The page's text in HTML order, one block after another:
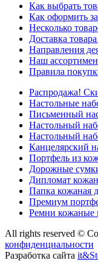
Как выбрать
Как оформить
Несколько
Доставка
Направления
Наш
Правила
Распродажа!
Настольные
Письменный
Настольный
Настольный
Канцелярский
Портфель из
Дорожные
Дипломат
Папка кожаная
Премиум
Ремни кожаные
All rights reserved ©
конфиденциальности
Разработка сайта